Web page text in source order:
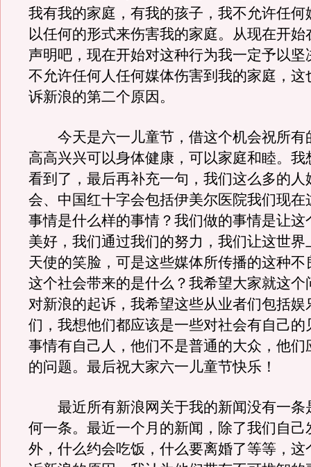
我有我的家庭，有我的孩子，我不允许任何
以任何的形式来伤害我的家庭。从现在开始
声明吧，现在开始对这种行为我一定予以坚
不允许任何人任何媒体伤害到我的家庭，这
诉新浪的第二个原因。
今天是六一儿童节，借这个机会祝所有
高高兴兴可以身体健康，可以家庭和睦。我
看到了，最后再补充一句，我们这么多的人
会、中国红十字会包括伊美尔医院我们现在
事情是什么样的事情？我们做的事情是让这
美好，我们通过我们的努力，我们让这世界
天使的笑脸，可是这些媒体所传播的这种不
这个社会带来的是什么？我希望大家就这个
对新浪的起诉，我希望这些从业者们包括娱
们，我想他们都应该是一些对社会有自己的
事情有自己人，他们不是普通的大众，他们
的问题。最后祝大家六一儿童节快乐！
最近所有新浪网关于我的新闻没有一条
何一条。最近一个月的新闻，除了我们自己
外，什么约会吃饭，什么要离婚了等等，这